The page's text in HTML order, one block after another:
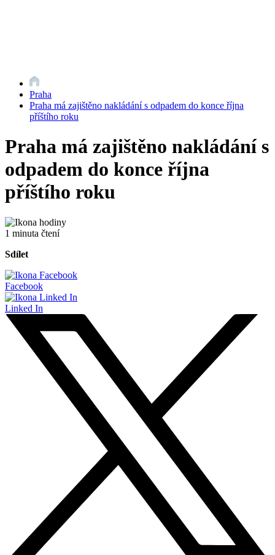
Praha
Praha má zajištěno nakládání s odpadem do konce října
příštího roku
Praha má zajištěno nakládání s
odpadem do konce října
příštího roku
1 minuta čtení
Sdílet
Facebook
Linked In